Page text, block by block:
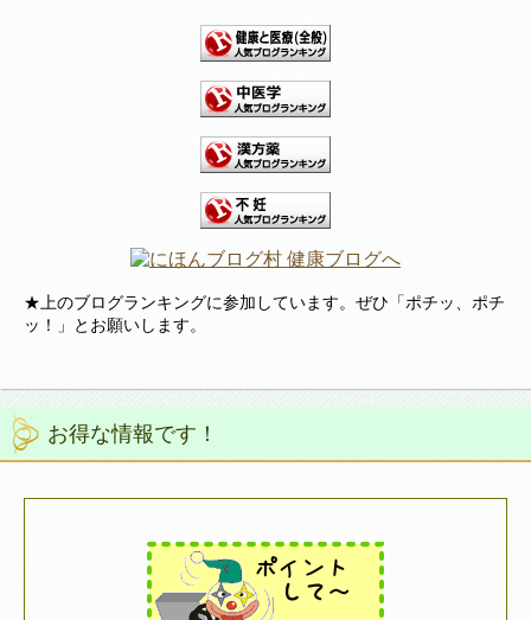
★上のブログランキングに参加しています。ぜひ「ポチッ、ポチ
ッ！」とお願いします。
お得な情報です！